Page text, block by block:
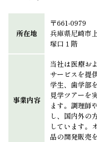
所在地
〒661-0979
兵庫県尼崎市
塚口１階
事業内容
当社は医療お
サービスを提
学生、歯学部
見学ツアーを
ます。調理師
し、国内外の
しています。
品の開発販売